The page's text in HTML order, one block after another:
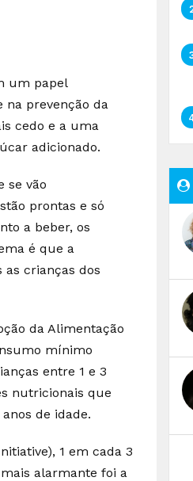
um papel
na prevenção da
cedo e a uma
adicionado.
se vão
prontas e só
a beber, os
é que a
crianças dos
da Alimentação
mínimo
entre 1 e 3
nutricionais que
de idade.
1 em cada 3
alarmante foi a